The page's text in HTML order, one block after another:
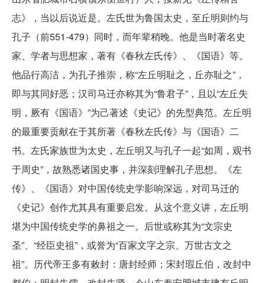
志》，当以后说近是。左氏世为鲁国太史，至丘明则约与
孔子（前551-479）同时，而年辈稍晚。他是当时著名史
家、学者与思想家，著有《春秋左氏传》、《国语》等。
他品行高洁，为孔子推崇，称“左丘明耻之，丘亦耻之”，
即与其同好恶；汉司马迁亦称其为“鲁君子”，且以“左丘失
明，厥有《国语》”为己著述《史记》的先型典范。左丘明
的最重要贡献在于其所著《春秋左氏传》与《国语》二
书。左氏家族世为太史，左丘明又与孔子一起“如周，观书
于周史”，故熟悉诸国史事，并深刻理解孔子思想。《左
传》、《国语》对中国传统史学影响深远，对司马迁的
《史记》创作尤其具有重要启发。从这个意义讲，左丘明
堪为中国传统史学的鼻祖之一。后世或称其为“文宗史
圣”、“经臣史祖”，或誉为“百家文字之宗、万世古文之
祖”。历代帝王多有敕封：唐封经师；宋封瑕丘伯，改封中